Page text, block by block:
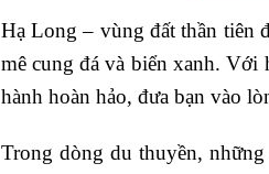
Hạ Long – vùng đất thần tiên
mê cung đá và biển xanh. Với
hành hoàn hảo, đưa bạn vào
Trong dòng du thuyền,